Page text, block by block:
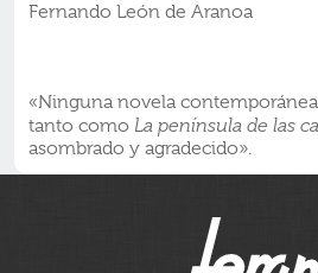
Fernando León de Aranoa
«Ninguna novela
tanto como La península de las
asombrado y agradecido».